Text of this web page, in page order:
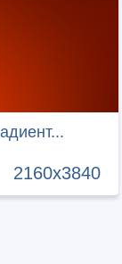
2160x3840